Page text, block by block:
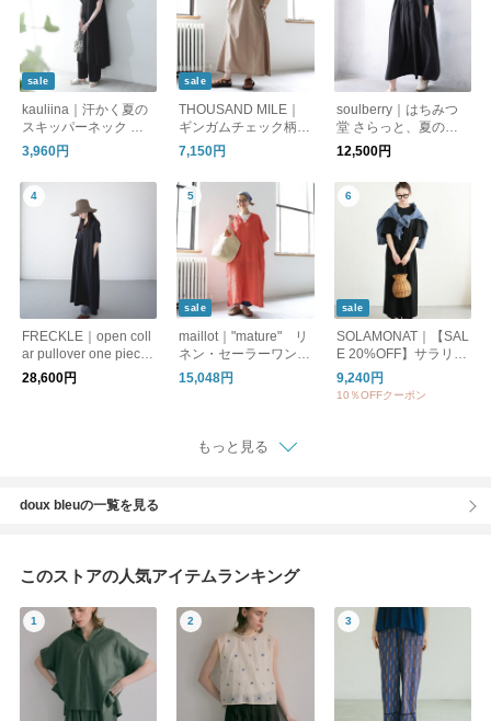
sale
kauliina｜汗かく夏の
スキッパーネック ワ
ンピース ／ 持続消臭
UVカット スピードク
リーン【セットアップ
対応】
3,960円
sale
THOUSAND MILE｜
ギンガムチェック柄・
フレンチスリーブワン
ピース（全3色）
7,150円
soulberry｜はちみつ
堂 さらっと、夏のお
めかしワンピース
12,500円
FRECKLE｜open coll
ar pullover one piece/
black.lime2色展開/シ
ャツワンピース
28,600円
sale
maillot｜"mature" リ
ネン・セーラーワンピ
ース
15,048円
sale
SOLAMONAT｜【SAL
E 20%OFF】サラリト
天竺紐ワンピース レ
ディース 半袖 マキシ
9,240円
10％OFFクーポン
もっと見る
doux bleuの一覧を見る
このストアの人気アイテムランキング